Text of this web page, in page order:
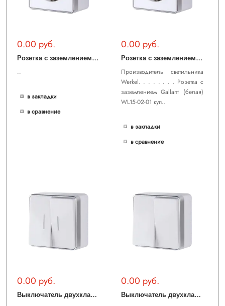
0.00 руб.
Р
озетка с заземлением и шторками Gallant (белая) WL15-02-02
..
в закладки
в сравнение
0.00 руб.
Р
озетка с заземлением Gallant (белая) WL15-02-01
Производитель светильника
Werkel. . . . . . . . Розетка с
заземлением Gallant (белая)
WL15-02-01 куп..
в закладки
в сравнение
0.00 руб.
В
ыключатель двухклавишный с подсветкой Gallant (белый) WL15-03-03
0.00 руб.
В
ыключатель двухклавишный Gallant (белый) WL15-03-01